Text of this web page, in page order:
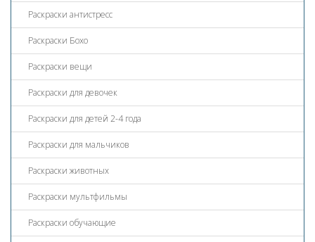
Раскраски антистресс
Раскраски Бохо
Раскраски вещи
Раскраски для девочек
Раскраски для детей 2-4 года
Раскраски для мальчиков
Раскраски животных
Раскраски мультфильмы
Раскраски обучающие